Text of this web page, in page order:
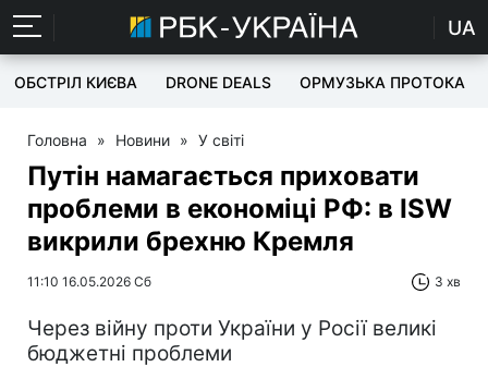
UA
ОБСТРІЛ КИЄВА DRONE DEALS ОРМУЗЬКА ПРОТОКА
Головна » Новини » У світі
Путін намагається приховати
проблеми в економіці РФ: в ISW
викрили брехню Кремля
11:10 16.05.2026 Сб 3 хв
Через війну проти України у Росії великі
бюджетні проблеми